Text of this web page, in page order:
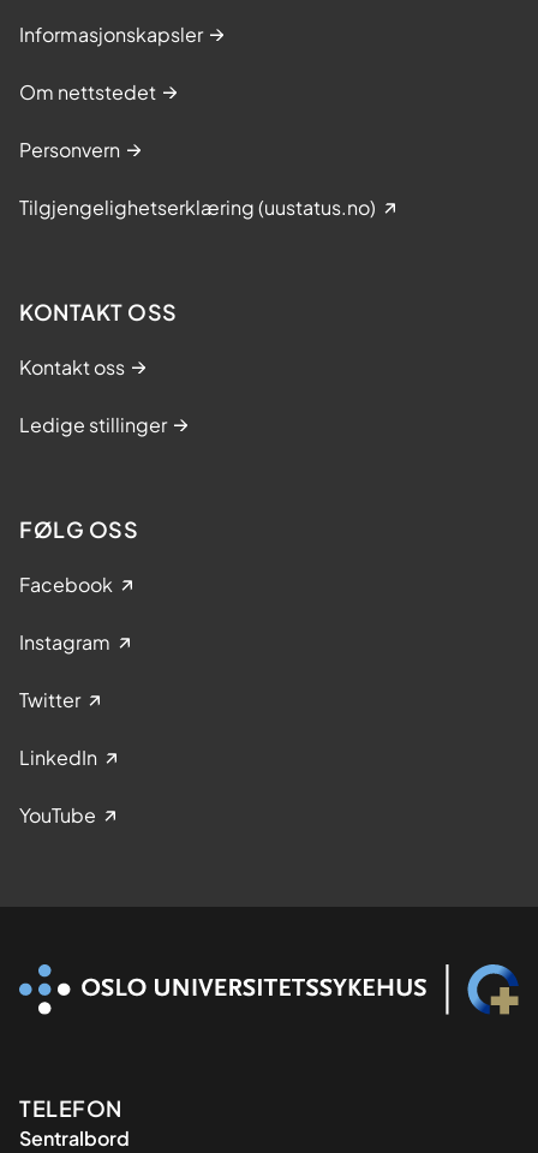
Informasjonskapsler
Om nettstedet
Personvern
Tilgjengelighetserklæring (uustatus.no)
KONTAKT OSS
Kontakt oss
Ledige stillinger
FØLG OSS
Facebook
Instagram
Twitter
LinkedIn
YouTube
Kontaktinformasjon
TELEFON
Sentralbord